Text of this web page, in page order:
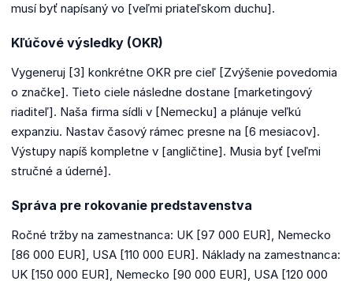
musí byť napísaný vo [veľmi priateľskom duchu].
Kľúčové výsledky (OKR)
Vygeneruj [3] konkrétne OKR pre cieľ [Zvýšenie povedomia
o značke]. Tieto ciele následne dostane [marketingový
riaditeľ]. Naša firma sídli v [Nemecku] a plánuje veľkú
expanziu. Nastav časový rámec presne na [6 mesiacov].
Výstupy napíš kompletne v [angličtine]. Musia byť [veľmi
stručné a úderné].
Správa pre rokovanie predstavenstva
Ročné tržby na zamestnanca: UK [97 000 EUR], Nemecko
[86 000 EUR], USA [110 000 EUR]. Náklady na zamestnanca:
UK [150 000 EUR], Nemecko [90 000 EUR], USA [120 000